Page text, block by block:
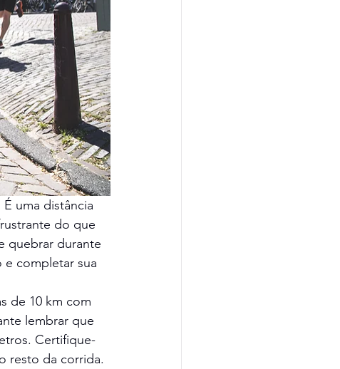
uma distância
do que
quebrar durante
e completar sua
de 10 km com
lembrar que
Certifique-
resto da corrida.